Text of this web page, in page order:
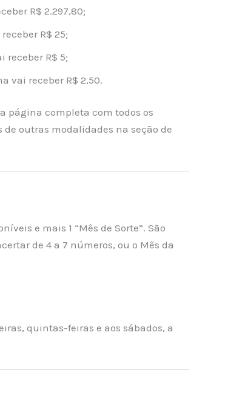
R$ 2.297,80;
R$ 25;
receber R$ 5;
vai receber R$ 2,50.
página completa com todos os
outras modalidades na seção de
e mais 1 “Mês de Sorte”. São
de 4 a 7 números, ou o Mês da
quintas-feiras e aos sábados, a